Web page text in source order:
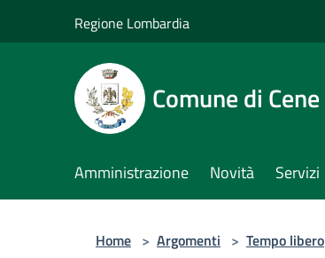
Regione Lombardia
Comune di Cene
Amministrazione Novità Servizi
Home > Argomenti > Tempo libero